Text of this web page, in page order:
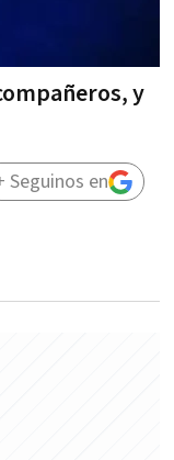
y
Seguinos en